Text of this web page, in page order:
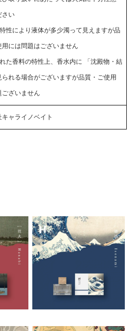
さい
性により液体が多少濁って見えますが品
用には問題はございません
た香料の特性上、香水内に 「沈殿物・結
られる場合がございますが品質・ご使用
ございません
ャライノベイト